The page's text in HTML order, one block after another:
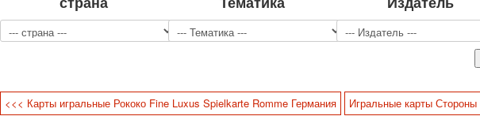
<<< Карты игральные Рококо Fine Luxus Spielkarte Romme Германия Игральные карты Стороны